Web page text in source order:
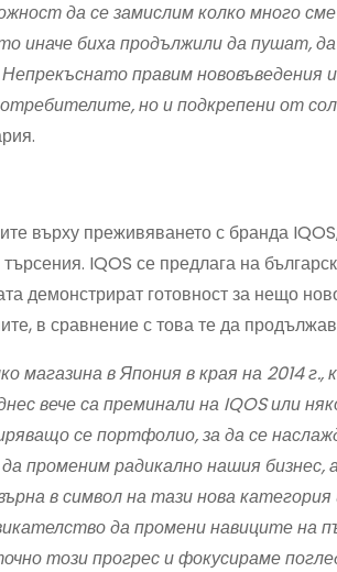
да се замислим колко много
иначе биха продължили да пушат,
правим нововъведения
но и подкрепени от
върху преживяването с бранда
IQOS се предлага на
демонстрират готовност за нещо
в сравнение с това те да
магазина в Япония в края на 2014
вече са преминали на IQOS или
се портфолио, за да се
променим радикално нашия бизнес,
в символ на тази нова
да промени навиците на
този прогрес и фокусираме